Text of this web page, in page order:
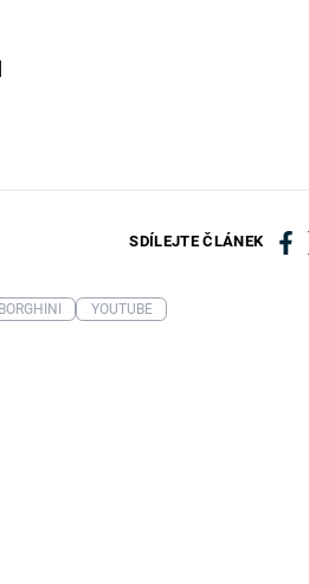
SDÍLEJTE ČLÁNEK
YOUTUBE